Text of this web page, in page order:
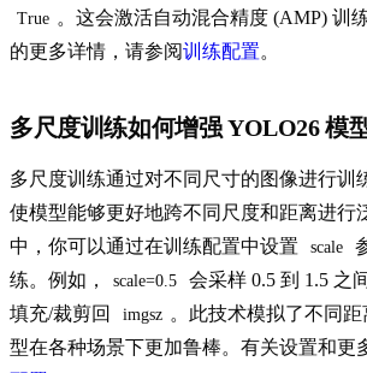
True 。这会激活自动混合精度 (AMP) 训
的更多详情，请参阅训练配置。
多尺度训练如何增强 YOLO26 模
多尺度训练通过对不同尺寸的图像进行训
使模型能够更好地跨不同尺度和距离进行
中，你可以通过在训练配置中设置
scale
练。例如，
scale=0.5
会采样 0.5 到 1.5 之
填充/裁剪回
imgsz 。此技术模拟了不同
型在各种场景下更加鲁棒。有关设置和更